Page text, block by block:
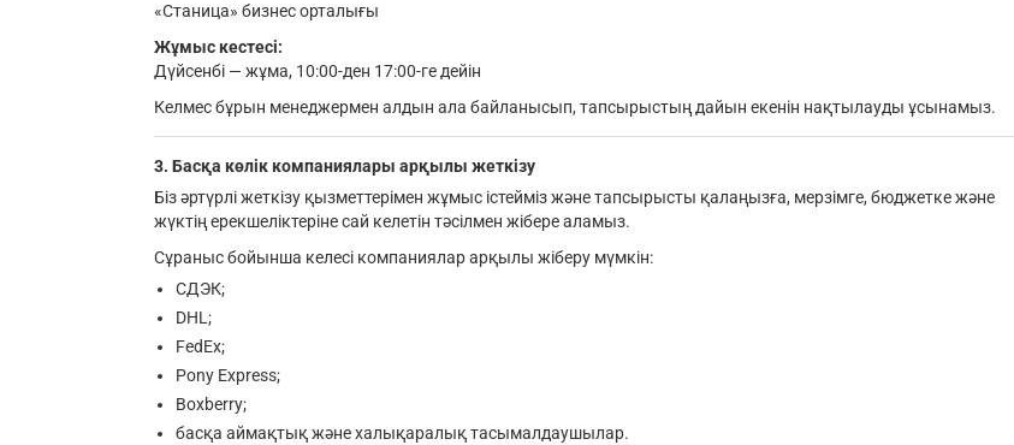
«Станица» бизнес орталығы
Жұмыс кестесі:
Дүйсенбі — жұма, 10:00-ден 17:00-ге дейін
Келмес бұрын менеджермен алдын ала байланысып, тапсырыстың дайын екенін нақтылауды ұсынамыз.
3. Басқа көлік компаниялары арқылы жеткізу
Біз әртүрлі жеткізу қызметтерімен жұмыс істейміз және тапсырысты қалаңызға, мерзімге, бюджетке және
жүктің ерекшеліктеріне сай келетін тәсілмен жібере аламыз.
Сұраныс бойынша келесі компаниялар арқылы жіберу мүмкін:
СДЭК;
DHL;
FedEx;
Pony Express;
Boxberry;
басқа аймақтық және халықаралық тасымалдаушылар.